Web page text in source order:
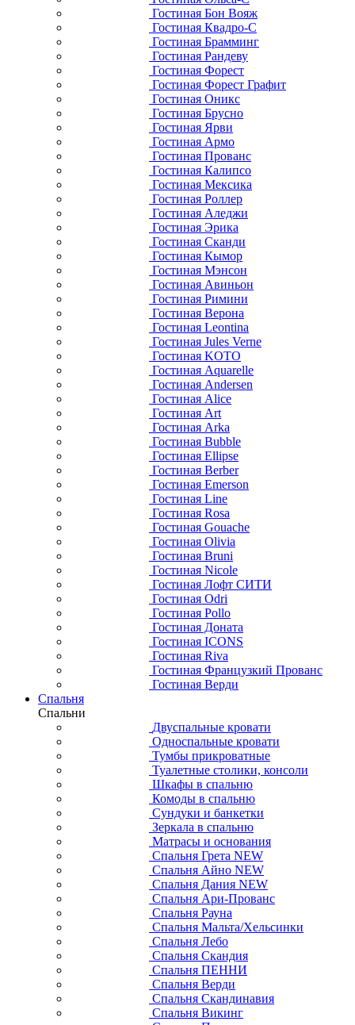
Гостиная Бон Вояж
Гостиная Квадро-С
Гостиная Брамминг
Гостиная Рандеву
Гостиная Форест
Гостиная Форест Графит
Гостиная Оникс
Гостиная Брусно
Гостиная Ярви
Гостиная Армо
Гостиная Прованс
Гостиная Калипсо
Гостиная Мексика
Гостиная Роллер
Гостиная Аледжи
Гостиная Эрика
Гостиная Сканди
Гостиная Кымор
Гостиная Мэнсон
Гостиная Авиньон
Гостиная Римини
Гостиная Верона
Гостиная Leontina
Гостиная Jules Verne
Гостиная KOTO
Гостиная Aquarelle
Гостиная Andersen
Гостиная Alice
Гостиная Art
Гостиная Arka
Гостиная Bubble
Гостиная Ellipse
Гостиная Berber
Гостиная Emerson
Гостиная Line
Гостиная Rosa
Гостиная Gouache
Гостиная Olivia
Гостиная Bruni
Гостиная Nicole
Гостиная Лофт СИТИ
Гостиная Odri
Гостиная Pollo
Гостиная Доната
Гостиная ICONS
Гостиная Riva
Гостиная Французкий Прованс
Гостиная Верди
Спальня
Спальни
Двуспальные кровати
Односпальные кровати
Тумбы прикроватные
Туалетные столики, консоли
Шкафы в спальню
Комоды в спальню
Сундуки и банкетки
Зеркала в спальню
Матрасы и основания
Спальня Грета NEW
Спальня Айно NEW
Спальня Дания NEW
Спальня Ари-Прованс
Спальня Рауна
Спальня Мальта/Хельсинки
Спальня Лебо
Спальня Скандия
Спальня ПЕННИ
Спальня Верди
Спальня Скандинавия
Спальня Викинг